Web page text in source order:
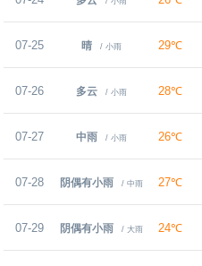
07-25 晴 / 小雨 29℃
07-26 多云 / 小雨 28℃
07-27 中雨 / 小雨 26℃
07-28 阴偶有小雨 / 中雨 27℃
07-29 阴偶有小雨 / 大雨 24℃